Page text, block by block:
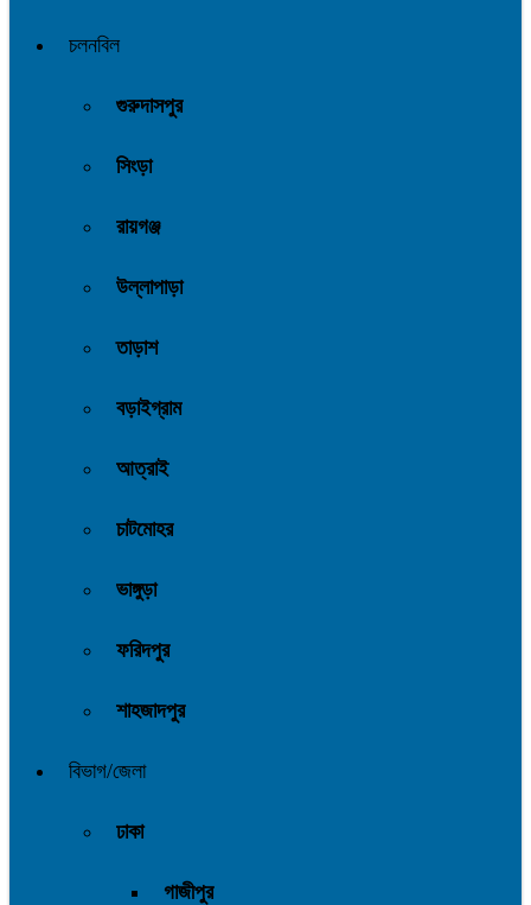
চলনবিল
গুরুদাসপুর
সিংড়া
রায়গঞ্জ
উল্লাপাড়া
তাড়াশ
বড়াইগ্রাম
আত্রাই
চাটমোহর
ভাঙ্গুড়া
ফরিদপুর
শাহজাদপুর
বিভাগ/জেলা
ঢাকা
গাজীপুর